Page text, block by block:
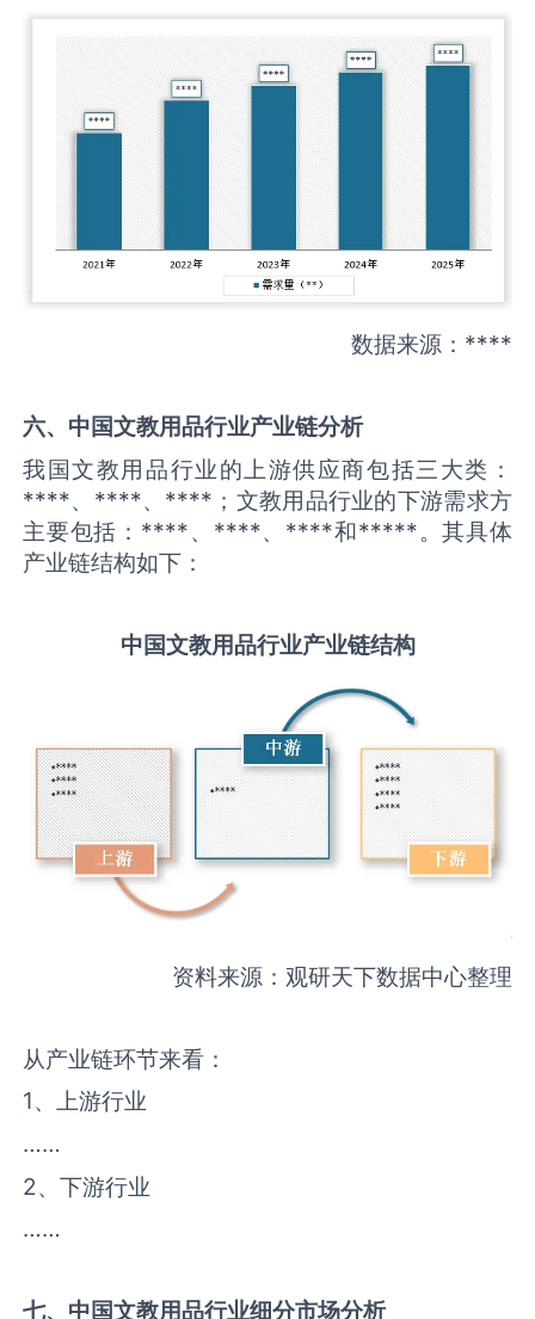
数据来源：****
六、中国文教用品行业产业链分析
我国文教用品行业的上游供应商包括三大类：
****、****、****；文教用品行业的下游需求方
主要包括：****、****、****和*****。其具体
产业链结构如下：
中国文教用品行业产业链结构
资料来源：观研天下数据中心整理
从产业链环节来看：
1、上游行业
……
2、下游行业
……
七、中国文教用品行业细分市场分析